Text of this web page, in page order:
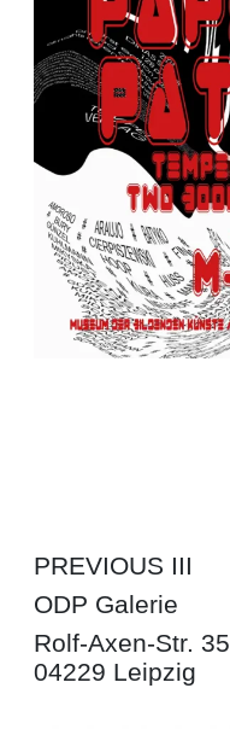
PREVIOUS III
ODP Galerie
Rolf-Axen-Str. 35
04229 Leipzig